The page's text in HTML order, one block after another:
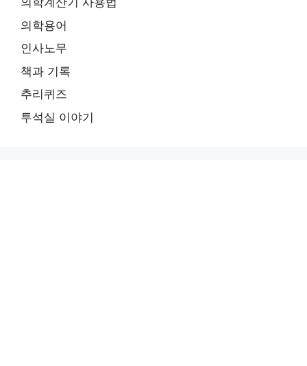
의학용어
인사노무
책과 기록
추리퀴즈
투석실 이야기